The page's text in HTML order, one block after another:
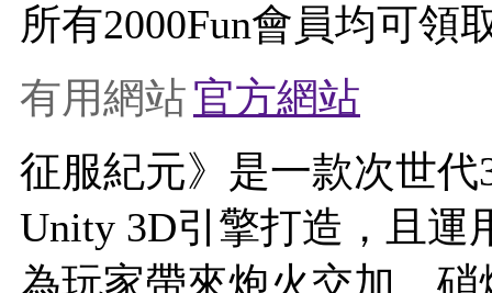
所有2000Fun會員均可領
有用網站官方網站
征服紀元》是一款次世
Unity 3D引擎打造，且運
為玩家帶來炮火交加、